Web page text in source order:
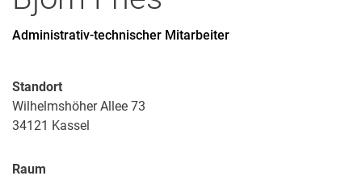
Administrativ-technischer Mitarbeiter
Standort
Wilhelmshöher Allee 73
34121 Kassel
Raum